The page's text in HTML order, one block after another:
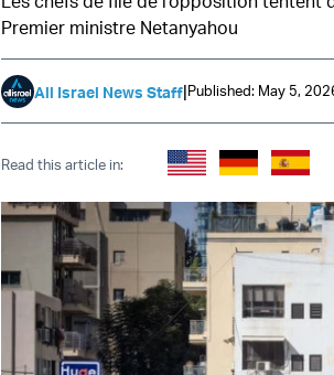
Premier ministre Netanyahou
All Israel News Staff|Published: May 5,
Read this article in: